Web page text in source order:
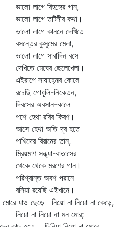
লাগে বিহঙ্গের গান,
লাগে তটিনীর কথা।
লাগে কাননে দেখিতে
কুসুমের মেলা,
লাগে সারাদিন বসে
মেঘের ছেলেখেলা।
সায়াহ্নের কোলে
গোধূলি-নিকেতন,
অবসান-কালে
হেথা রবির কিরণ।
হেথা অতি দূর হতে
বিরামের তান,
সন্ধ্যা-বাতাসের
থেকে মরণের গান।
অবশ পরানে
রয়েছি এইখানে।
মোরে যাও ছেড়ে নিয়ো না নিয়ো না কেড়ে,
না নিয়ো না মন মোর;